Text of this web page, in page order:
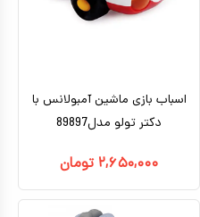
اسباب بازی ماشین آمبولانس با
دکتر تولو مدل89897
۲,۶۵۰,۰۰۰ تومان